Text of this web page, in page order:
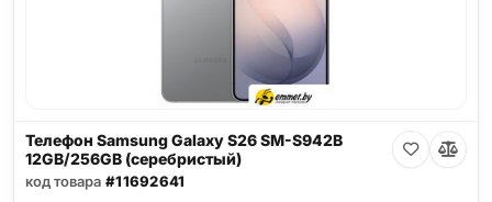
Телефон Samsung Galaxy S26 SM-S942B
12GB/256GB (серебристый)
код товара #11692641